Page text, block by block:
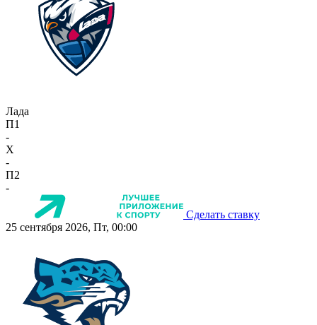
Лада
П1
-
X
-
П2
-
Сделать ставку
25 сентября 2026, Пт, 00:00